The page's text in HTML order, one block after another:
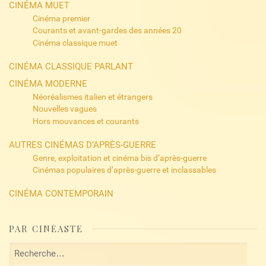
CINÉMA MUET
Cinéma premier
Courants et avant-gardes des années 20
Cinéma classique muet
CINÉMA CLASSIQUE PARLANT
CINÉMA MODERNE
Néoréalismes italien et étrangers
Nouvelles vagues
Hors mouvances et courants
AUTRES CINÉMAS D’APRÈS-GUERRE
Genre, exploitation et cinéma bis d’après-guerre
Cinémas populaires d’après-guerre et inclassables
CINÉMA CONTEMPORAIN
PAR CINÉASTE